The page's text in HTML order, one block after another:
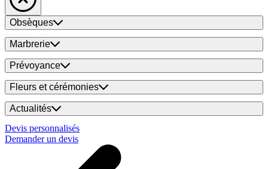
Obsèques
Marbrerie
Prévoyance
Fleurs et cérémonies
Actualités
Devis personnalisés
Demander un devis